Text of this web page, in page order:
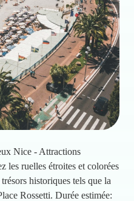
Nice - Attractions
les ruelles étroites et colorées
historiques tels que la
Rossetti. Durée estimée: